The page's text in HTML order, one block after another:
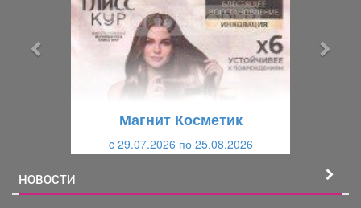
Магнит Косметик
c 29.07.2026 по 25.08.2026
НОВОСТИ